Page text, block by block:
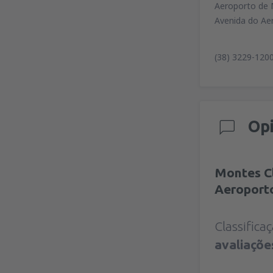
Aeroporto de
Avenida do
(38) 3229-
Montes